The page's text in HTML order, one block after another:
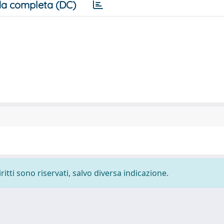
completa (DC)
sono riservati, salvo diversa indicazione.